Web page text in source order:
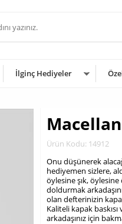
İlginç Hediyeler
Ürün Kodu: 14912
Onu düşünerek
hediyemen sizlere,
öylesine şık,
doldurmak
olan defterinizin
Kaliteli kapak
arkadaşınız için